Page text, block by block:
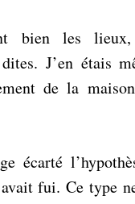
bien les
J’en étais
de la
écarté
fui. Ce type